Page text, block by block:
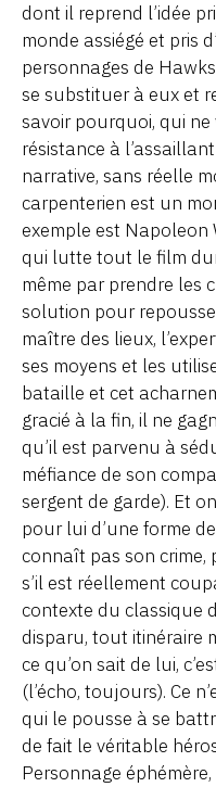
dont il reprend l’idée
monde assiégé et pris
personnages de
se substituer à eux et
savoir pourquoi, qui
résistance à
narrative, sans réelle
carpenterien est un
exemple est Napoleon
qui lutte tout le film
même par prendre les
solution pour
maître des lieux,
ses moyens et les
bataille et cet
gracié à la fin, il ne
qu’il est parvenu à
méfiance de son
sergent de garde). Et
pour lui d’une forme
connaît pas son crime,
s’il est réellement
contexte du classique
disparu, tout itinéraire
ce qu’on sait de lui,
(l’écho, toujours). Ce
qui le pousse à se
de fait le véritable
Personnage